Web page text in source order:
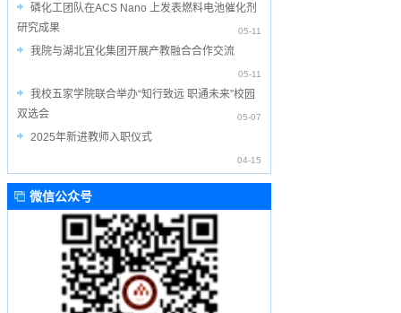
05-11
磷化工团队在ACS Nano 上发表燃料电池催化剂
研究成果
05-11
我院与湖北宜化集团开展产教融合合作交流
05-07
我校五家学院联合举办“知行致远 职通未来”校园
双选会
04-15
2025年新进教师入职仪式
微信公众号